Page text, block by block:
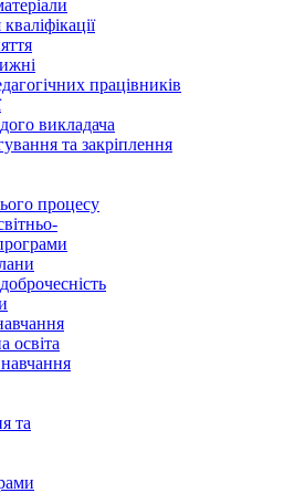
працівників
викладача
та закріплення
процесу
освіта
та